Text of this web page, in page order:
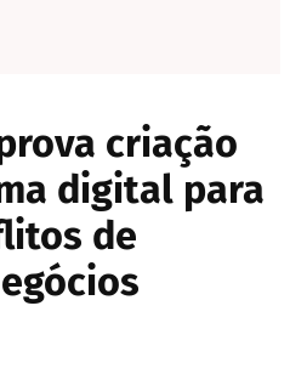
criação
digital para
de